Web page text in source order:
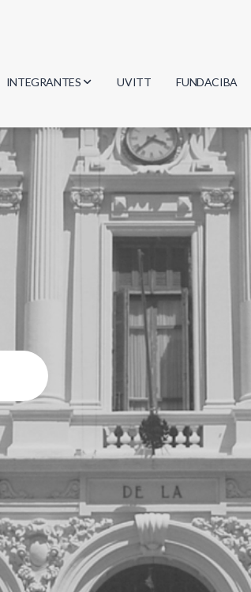
INTEGRANTES
Investigadores
Estudiantes
Egresados
UVITT FUNDACIBA